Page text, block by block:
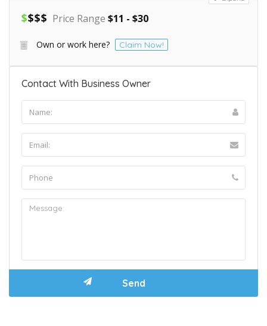
$$$$ Price Range $11 - $30
Own or work here? Claim Now!
Contact With Business Owner